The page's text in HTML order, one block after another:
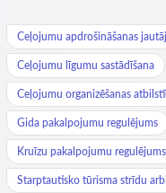
Ceļojumu apdrošināšanas
Ceļojumu līgumu sastādīšana
Ceļojumu organizēšanas
Gida pakalpojumu regulējums
Kruīzu pakalpojumu regulējums
Starptautisko tūrisma strīdu